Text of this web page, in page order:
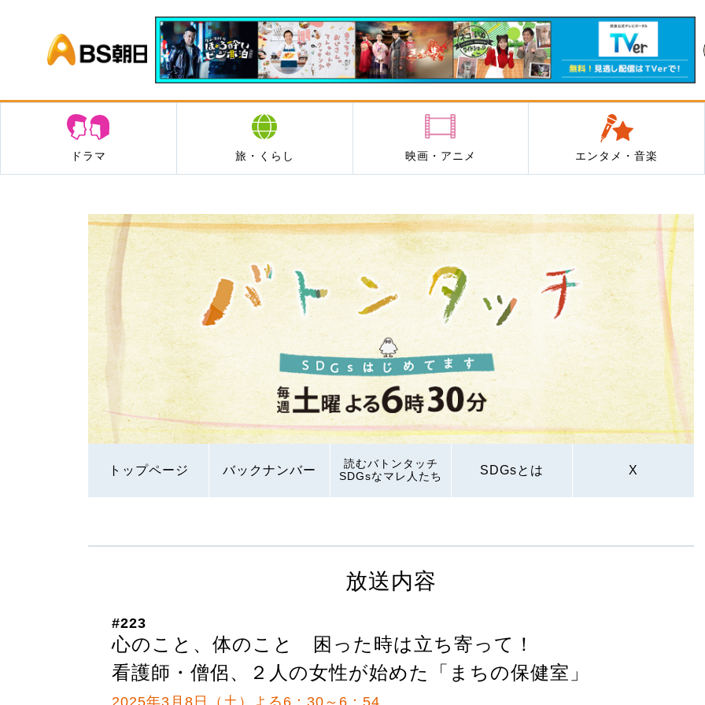
BS朝日
ドラマ 旅・くらし 映画・アニメ エンタメ・音楽
トップページ バックナンバー
読むバトンタッチ
SDGsなマレ人たち
SDGsとは X
放送内容
#223
心のこと、体のこと 困った時は立ち寄って！
看護師・僧侶、２人の女性が始めた「まちの保健室」
2025年3月8日（土）よる6：30～6：54